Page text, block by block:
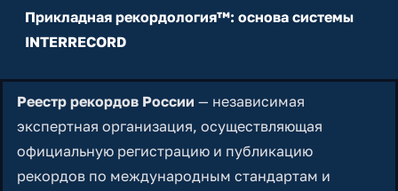
Прикладная рекордология™: основа системы
INTERRECORD
Реестр рекордов России — независимая
экспертная организация, осуществляющая
официальную регистрацию и публикацию
рекордов по международным стандартам и